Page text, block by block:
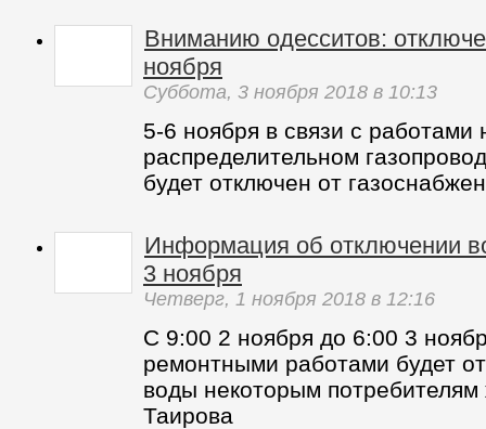
Вниманию одесситов:
ноября
Суббота, 3 ноября 2018 в 10:13
5-6 ноября в связи с работами
распределительном
будет отключен от
Информация об отключении
3 ноября
Четверг, 1 ноября 2018 в 12:16
С 9:00 2 ноября до 6:00 3
ремонтными работами будет
воды некоторым
Таирова